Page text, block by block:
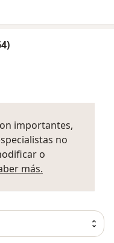
importantes,
no
o
más.